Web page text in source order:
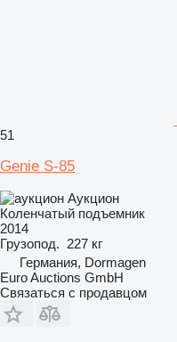
51
Genie S-85
Аукцион
Коленчатый подъемник
2014
Грузопод. 227 кг
Германия, Dormagen
Euro Auctions GmbH
Связаться с продавцом